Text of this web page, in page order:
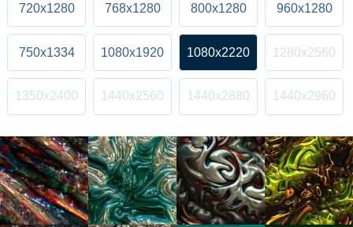
720x1280 768x1280 800x1280 960x1280
750x1334 1080x1920 1080x2220 1280x2560
1350x2400 1440x2560 1440x2880 1440x2960